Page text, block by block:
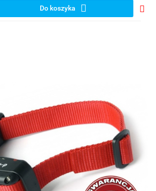
Do koszyka